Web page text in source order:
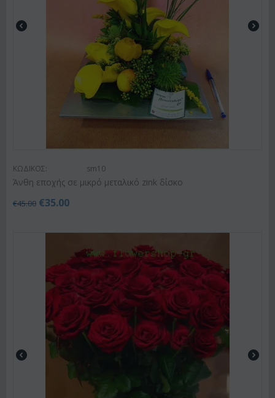
ΚΩΔΙΚΟΣ: sm10
Άνθη εποχής σε μικρό μεταλικό zink δίσκο
€45.00 €35.00